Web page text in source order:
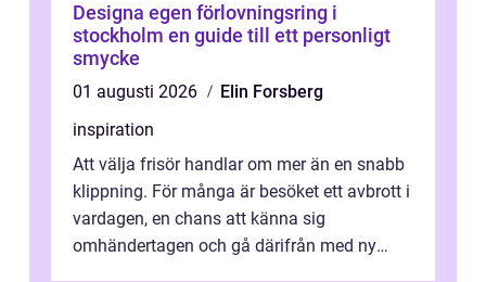
Designa egen förlovningsring i
stockholm en guide till ett personligt
smycke
01 augusti 2026
Elin Forsberg
inspiration
Att välja frisör handlar om mer än en snabb
klippning. För många är besöket ett avbrott i
vardagen, en chans att känna sig
omhändertagen och gå därifrån med ny